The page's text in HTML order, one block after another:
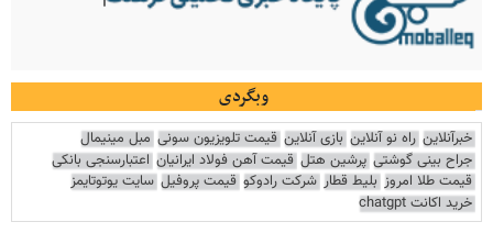
وبگردی
خبرآنلاین راه نو آنلاین بازی آنلاین قیمت تلویزیون سونی مبل مینیمال
جراح بینی گوشتی پرشین هتل قیمت آهن فولاد ایرانیان اعتبارسنجی بانکی
قیمت طلا امروز بلیط قطار شرکت رادوکو قیمت پروفیل سایت یوتوتایمز
خرید اکانت chatgpt